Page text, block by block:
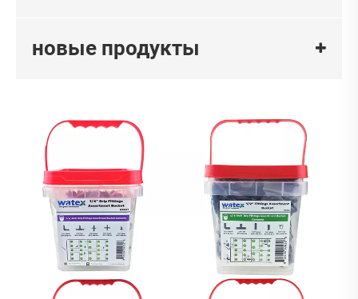
новые продукты